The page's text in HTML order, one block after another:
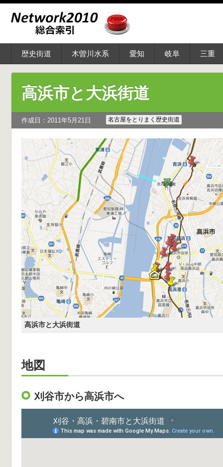
歴史街道 木曽川水系 愛知 岐阜 三重
高浜市と大浜街道
作成日：2011年5月21日 名古屋をとりまく歴史街道
高浜市と大浜街道
地図
刈谷市から高浜市へ